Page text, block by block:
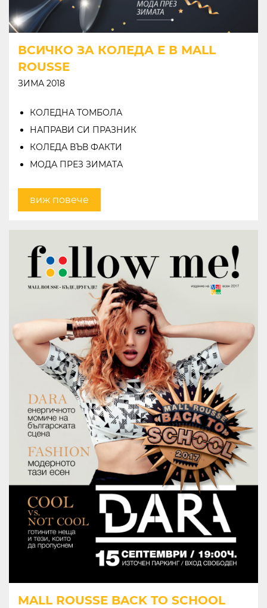
ВСИЧКО ЗА КОЛЕДА Е В MALL
ROUSSE
ЗИМА 2018
КОЛЕДНА ТОМБОЛА
НАПРАВИ СИ ПРАЗНИК
КОЛЕДА ВЪВ ФАКТИ
МОДА ПРЕЗ ЗИМАТА
виж повече
MALL ROUSSE BACK TO SCHOOL